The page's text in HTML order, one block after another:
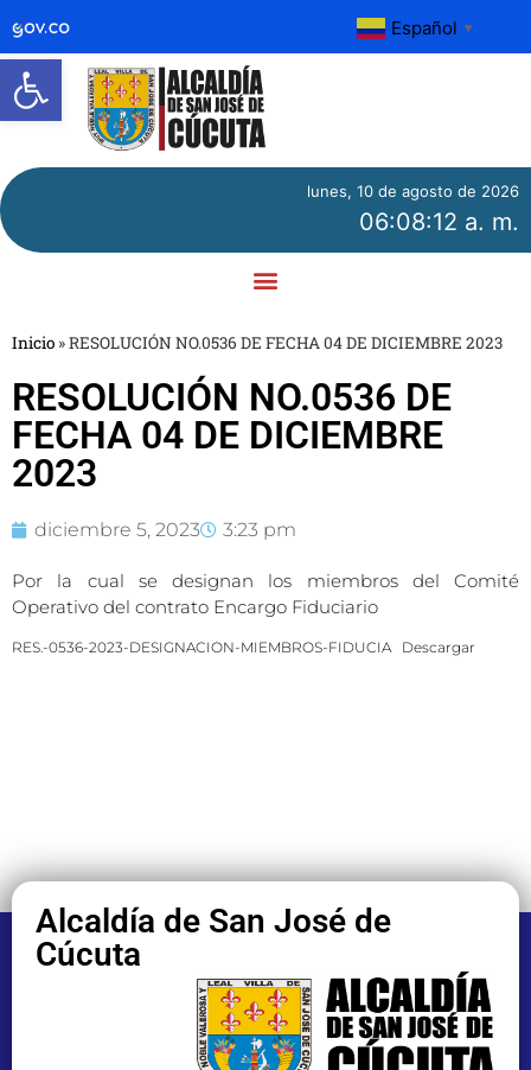
Abrir barra de herramientas
Español ▼
lunes, 10 de agosto de 2026
06:08:12 a. m.
Inicio »RESOLUCIÓN NO.0536 DE FECHA 04 DE DICIEMBRE 2023
RESOLUCIÓN NO.0536 DE
FECHA 04 DE DICIEMBRE
2023
diciembre 5, 2023 3:23 pm
Por la cual se designan los miembros del Comité
Operativo del contrato Encargo Fiduciario
RES.-0536-2023-DESIGNACION-MIEMBROS-FIDUCIA Descargar
Alcaldía de San José de
Cúcuta